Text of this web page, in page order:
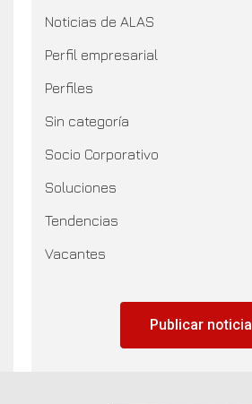
Noticias de ALAS
Perfil empresarial
Perfiles
Sin categoría
Socio Corporativo
Soluciones
Tendencias
Vacantes
Publicar noticia